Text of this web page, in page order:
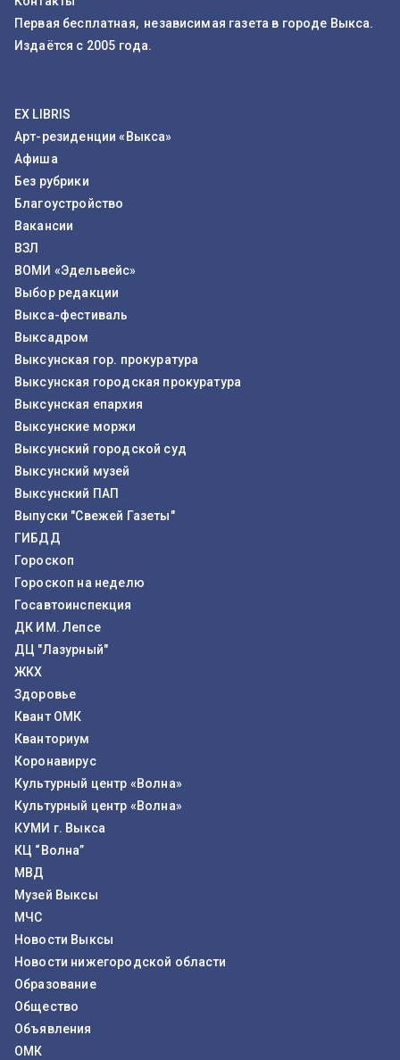
Первая бесплатная, независимая газета в городе Выкса.
Издаётся с 2005 года.
EX LIBRIS
Арт-резиденции «Выкса»
Афиша
Без рубрики
Благоустройство
Вакансии
ВЗЛ
ВОМИ «Эдельвейс»
Выбор редакции
Выкса-фестиваль
Выксадром
Выксунская гор. прокуратура
Выксунская городская прокуратура
Выксунская епархия
Выксунские моржи
Выксунский городской суд
Выксунский музей
Выксунский ПАП
Выпуски "Свежей Газеты"
ГИБДД
Гороскоп
Гороскоп на неделю
Госавтоинспекция
ДК ИМ. Лепсе
ДЦ "Лазурный"
ЖКХ
Здоровье
Квант ОМК
Кванториум
Коронавирус
Культурный центр «Волна»
Культурный центр «Волна»
КУМИ г. Выкса
КЦ “Волна”
МВД
Музей Выксы
МЧС
Новости Выксы
Новости нижегородской области
Образование
Общество
Объявления
ОМК